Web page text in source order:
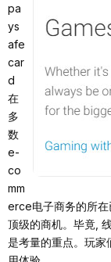
pa
ys
afe
car
d
在
多
数
e-
co
mm
erce电⼦商务的所在
顶级的商机。毕竟,
是考量的重点。玩家